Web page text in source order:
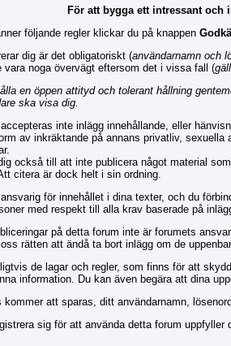
För att bygga ett intressant
följande regler klickar du på knappen
dig är det obligatoriskt (användarnamn och
vara noga övervägt eftersom det i vissa fall (
en öppen attityd och tolerant hållning
ska visa dig.
accepteras inte inlägg innehållande, eller
av inkräktande på annans privatliv,
också till att inte publicera något material
citera är dock helt i sin ordning.
för innehållet i dina texter, och du
med respekt till alla krav baserade på
på detta forum inte är forumets
rätten att ändå ta bort inlägg om de
de lagar och regler, som finns för att
information. Du kan även begära att dina
kommer att sparas, ditt användarnamn,
sig för att använda detta forum